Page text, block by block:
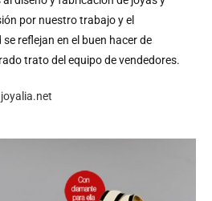
por nuestro trabajo y el
reflejan en el buen hacer de
trato del equipo de vendedores.